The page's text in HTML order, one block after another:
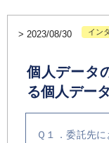
> 2023/08/30 イン
個人データ
る個人デー
Ｑ１．委託先